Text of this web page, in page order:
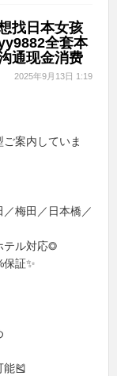
找日本女孩
全套本
通现金消费
2025年9月13日 1:19
案内していま
梅田／日本橋／
テル対応◎
証✨
能🎽